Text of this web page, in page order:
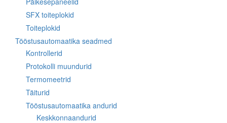
SFX toiteplokid
Toiteplokid
Tööstusautomaatika seadmed
Kontrollerid
Protokolli muundurid
Termomeetrid
Täiturid
Tööstusautomaatika andurid
Keskkonnaandurid